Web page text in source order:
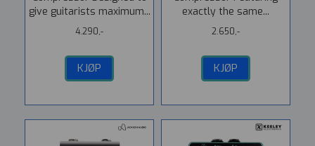
give guitarists maximum...
4.290,-
KJØP
exactly the same...
2.650,-
KJØP